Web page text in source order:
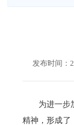
发布时间：
为进一步
精神，形成了